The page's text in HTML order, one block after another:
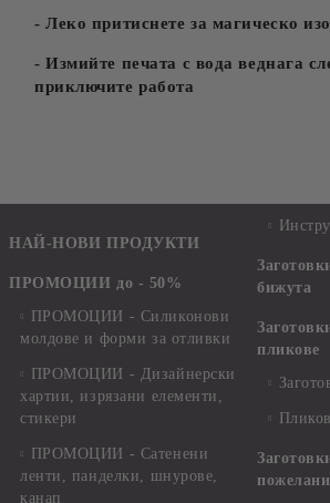
- Леко притиснете за магическо
- Измийте печата с вода веднага
приключите работа
НАЙ-НОВИ ПРОДУКТИ
ПРОМОЦИИ до - 50%
ПРОМОЦИИ - Силиконови
молдове и форми за отливки
ПРОМОЦИИ - Дизайнерски
хартии, изрязани елементи,
стикери
ПРОМОЦИИ - Сатенени
ленти, панделки, шнурове,
канап
бижута
пликове